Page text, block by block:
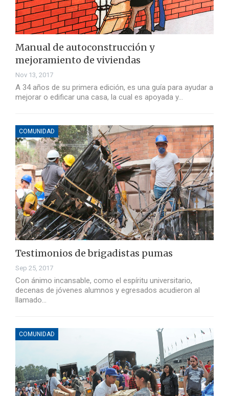
Manual de autoconstrucción y
mejoramiento de viviendas
Nov 13, 2017
A 34 años de su primera edición, es una guía para ayudar a
mejorar o edificar una casa, la cual es apoyada y…
COMUNIDAD
Testimonios de brigadistas pumas
Sep 25, 2017
Con ánimo incansable, como el espíritu universitario,
decenas de jóvenes alumnos y egresados acudieron al
llamado…
COMUNIDAD